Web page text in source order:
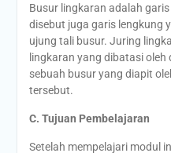
Busur lingkaran adalah
disebut juga garis lengkung
ujung tali busur. Juring
lingkaran yang dibatasi
sebuah busur yang diapit
tersebut.
C. Tujuan Pembelajaran
Setelah mempelajari modul